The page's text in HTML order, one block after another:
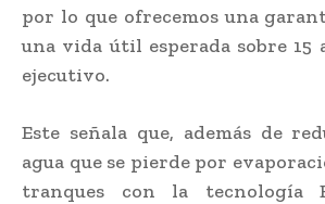
por lo que ofrecemos una
una vida útil esperada sobre 15
ejecutivo.
Este señala que, además de
agua que se pierde por
tranques con la tecnología